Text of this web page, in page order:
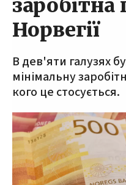
заробітна
Норвегії
В дев'яти галузях
мінімальну
кого це стосується.